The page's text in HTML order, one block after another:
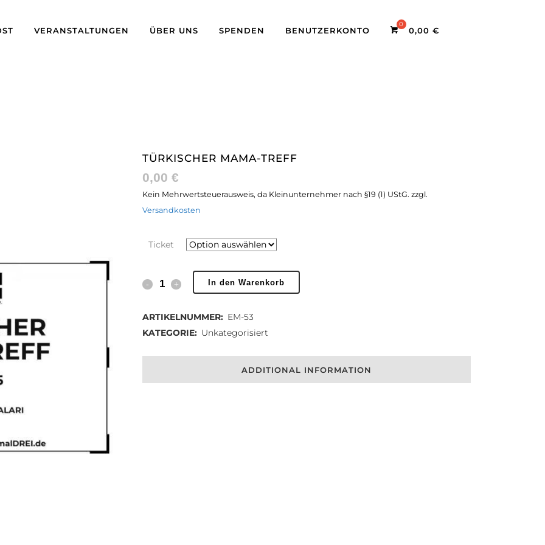
VERANSTALTUNGEN ÜBER UNS SPENDEN BENUTZERKONTO 0,00 €
TÜRKISCHER MAMA-TREFF
0,00 €
Kein Mehrwertsteuerausweis, da Kleinunternehmer nach §19 (1) UStG. zzgl.
Versandkosten
Ticket
Türkischer
Treff
In den Warenkorb
ARTIKELNUMMER: EM-53
KATEGORIE: Unkategorisiert
ADDITIONAL INFORMATION